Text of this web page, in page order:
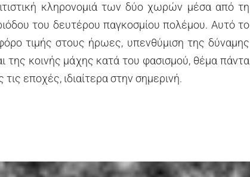
κληρονομιά των δύο χωρών μέσα από τη
του δευτέρου παγκοσμίου πολέμου. Αυτό το
τιμής στους ήρωες, υπενθύμιση της δύναμης
της κοινής μάχης κατά του φασισμού, θέμα πάντα
τις εποχές, ιδιαίτερα στην σημερινή.